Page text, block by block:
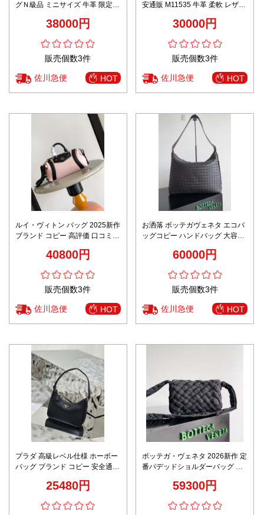
グＮ級品 ミニサイズ 牛革 限定品
38000円
販売個数3件
佐川急便 HOT
安通販 M11535 牛革 柔軟 レザー
30000円
販売個数3件
佐川急便 HOT
ルイ・ヴィトン バッグ 2025新作
ブランド コピー 高評価 口コミ多
40800円
販売個数3件
佐川急便 HOT
お洒落 ボッテガヴェネタ エコバ
ッグコピー ハンドバッグ 大容量
60000円
販売個数3件
佐川急便 HOT
プラダ 高級レベル仕様 ホーボー
バッグ ブランド コピー 安全通販
25480円
ボッテガ・ヴェネタ 2026新作 定
番パデッドショルダーバッグ ス
度 精密ディテール 高評価 安心サ
59300円